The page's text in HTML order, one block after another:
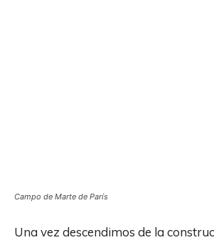
Campo de Marte de París
Una vez descendimos de la